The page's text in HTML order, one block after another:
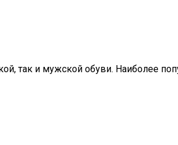
так и мужской обуви. Наиболее